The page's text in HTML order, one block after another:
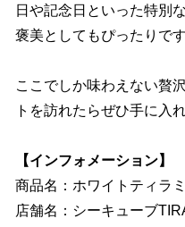
日や記念日といった特別
褒美としてもぴったりです
ここでしか味わえない贅
トを訪れたらぜひ手に入
【インフォメーション】
商品名：ホワイトティラ
店舗名：シーキューブ